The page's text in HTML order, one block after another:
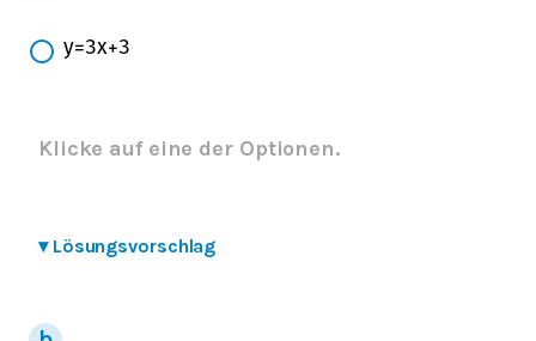
y=3x+3
Klicke auf eine der Optionen.
▾ Lösungsvorschlag